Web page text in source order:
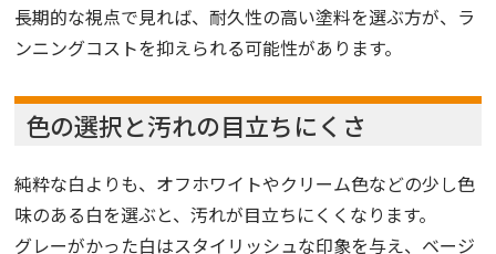
長期的な視点で見れば、耐久性の高い塗料を選ぶ方が、ラ
ンニングコストを抑えられる可能性があります。
色の選択と汚れの目立ちにくさ
純粋な白よりも、オフホワイトやクリーム色などの少し色
味のある白を選ぶと、汚れが目立ちにくくなります。
グレーがかった白はスタイリッシュな印象を与え、ベージ